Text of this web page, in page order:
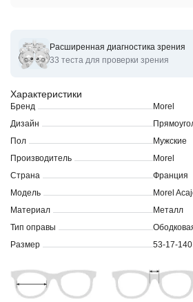
Оправы для очков корригирующих
Характеристики
Бренд
Morel
Дизайн
Пол
Мужские
Производитель
Morel
Страна
Франция
Модель
Morel
Материал
Металл
Тип оправы
Размер
53-17-140
Расширенная диагностика зрения
33 теста для проверки зрения